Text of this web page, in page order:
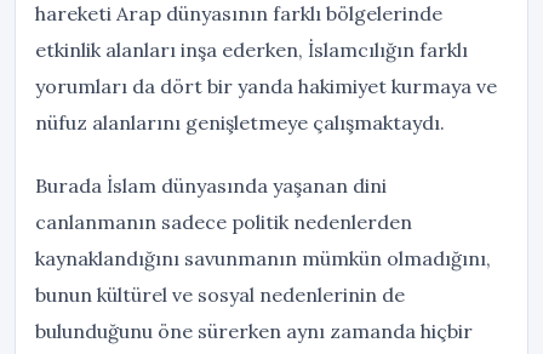
hareketi Arap dünyasının farklı bölgelerinde
etkinlik alanları inşa ederken, İslamcılığın farklı
yorumları da dört bir yanda hakimiyet kurmaya ve
nüfuz alanlarını genişletmeye çalışmaktaydı.
Burada İslam dünyasında yaşanan dini
canlanmanın sadece politik nedenlerden
kaynaklandığını savunmanın mümkün olmadığını,
bunun kültürel ve sosyal nedenlerinin de
bulunduğunu öne sürerken aynı zamanda hiçbir